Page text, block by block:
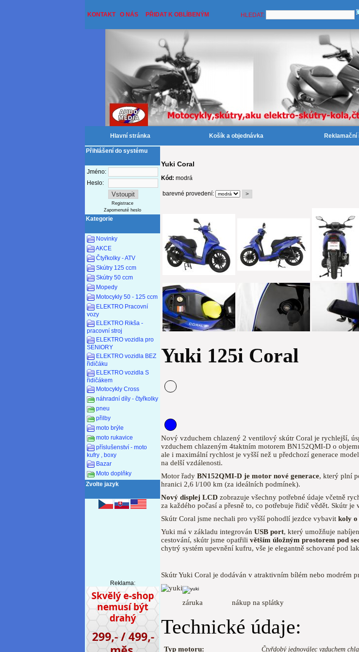
KONTAKT O NÁS PŘIDAT K OBLÍBENÝM HLEDAT:
Hlavní stránka Košík a objednávka Reklamační
Přihlášení do systému
Jméno:
Heslo:
Registrace
Zapomenuté heslo
Kategorie
Novinky
AKCE
Čtyřkolky - ATV
Skútry 125 ccm
Skútry 50 ccm
Mopedy
Motocykly 50 - 125 ccm
ELEKTRO Pracovní
vozy
ELEKTRO Rikša -
pracovní stroj
ELEKTRO vozidla pro
SENIORY
ELEKTRO vozidla BEZ
řidičáku
ELEKTRO vozidla S
řidičákem
Motocykly Cross
náhradní díly - čtyřkolky
pneu
přilby
moto brýle
moto rukavice
příslušenství - moto
kufry , boxy
Bazar
Moto doplňky
Zvolte jazyk
Reklama:
Yuki Coral
Kód: modrá
barevné provedení:
Yuki 125i Coral
Nový vzduchem chlazený 2 ventilový skútr Coral je rychlejší,
vzduchem chlazeným 4taktním motorem BN152QMI-D o
ale i maximální rychlost je vyšší než u předchozí generace
na delší vzdálenosti.
Motor řady BN152QMI-D je motor nové generace, který plní
hranici 2,6 l/100 km (za ideálních podmínek).
Nový displej LCD zobrazuje všechny potřebné údaje včetně
za každého počasí a přesně to, co potřebuje řidič vědět. Skútr
Skútr Coral jsme nechali pro vyšší pohodlí jezdce vybavit koly o
Yuki má v základu integrován USB port, který umožňuje
cestování, skútr jsme opatřili větším úložným prostorem pod
chytrý systém upevnění kufru, vše je elegantně schované pod
Skútr Yuki Coral je dodáván v atraktivním bílém nebo modrém
záruka nákup na splátky
Technické údaje:
Typ motoru: Čtyřdobý jednoválec vzduchem